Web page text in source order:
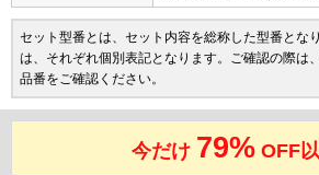
セット型番とは、セット内容を総称した型番とな
は、それぞれ個別表記となります。ご確認の際は
品番をご確認ください。
今だけ 79% OFF